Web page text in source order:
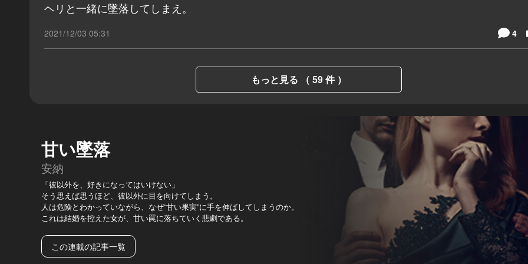
ヘリと一緒に墜落してしまえ。
2021/12/03 05:31 4
もっと見る （ 59 件 ）
甘い墜落
安納
「彼以外を、好きになってはいけない」
そう思えば思うほど、彼以外に目を向けてしまう。
人は危険とわかっていながら、なぜ“甘い果実”に手を伸ばしてしまうのか。
これは結婚を控えた女が、甘い罠に落ちていく悲劇である。
この連載の記事一覧